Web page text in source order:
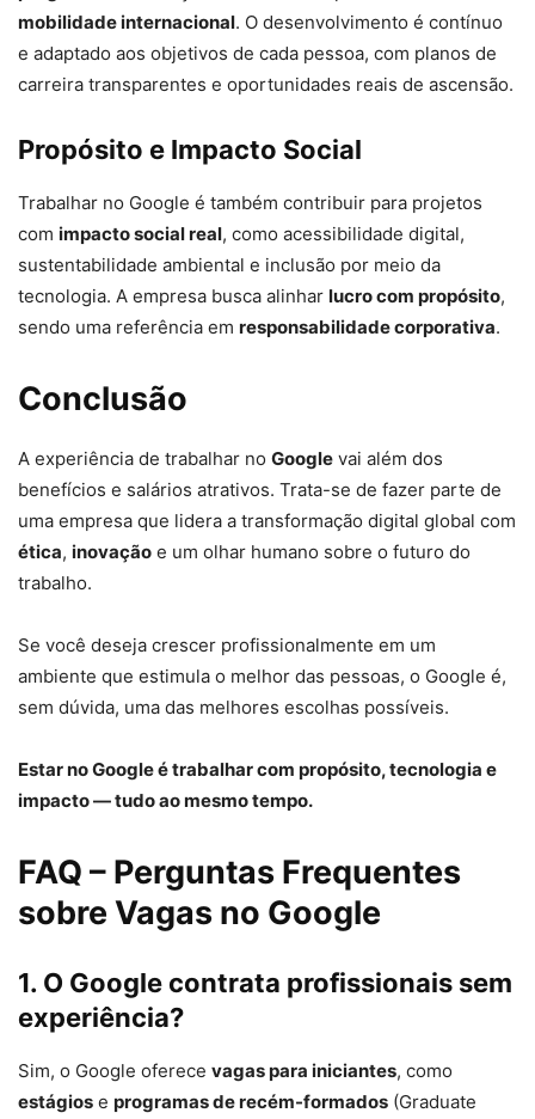
mobilidade internacional. O desenvolvimento é contínuo
e adaptado aos objetivos de cada pessoa, com planos de
carreira transparentes e oportunidades reais de ascensão.
Propósito e Impacto Social
Trabalhar no Google é também contribuir para projetos
com impacto social real, como acessibilidade digital,
sustentabilidade ambiental e inclusão por meio da
tecnologia. A empresa busca alinhar lucro com propósito,
sendo uma referência em responsabilidade corporativa.
Conclusão
A experiência de trabalhar no Google vai além dos
benefícios e salários atrativos. Trata-se de fazer parte de
uma empresa que lidera a transformação digital global com
ética, inovação e um olhar humano sobre o futuro do
trabalho.
Se você deseja crescer profissionalmente em um
ambiente que estimula o melhor das pessoas, o Google é,
sem dúvida, uma das melhores escolhas possíveis.
Estar no Google é trabalhar com propósito, tecnologia e
impacto — tudo ao mesmo tempo.
FAQ – Perguntas Frequentes
sobre Vagas no Google
1. O Google contrata profissionais sem
experiência?
Sim, o Google oferece vagas para iniciantes, como
estágios e programas de recém-formados (Graduate